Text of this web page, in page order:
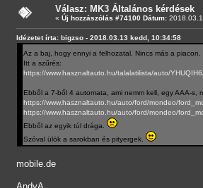
Válasz: MK3 Általános kérdések
« Új hozzászólás #74100 Dátum:
Idézetet írta: bigzso - 2018.03.13 kedd, 10:34:58
Az a baj, hogy ennyi a felhozatal. Nincs más a piacon.
Itt a szűrés:
https://www.hasznaltauto.hu/talalatilista/auto/
Ebből a 7-ből 4 automata, ami nemm kell, egy AAA-s,
https://www.hasznaltauto.hu/auto/ford/mondeo/
https://www.hasznaltauto.hu/auto/ford/mondeo/
Ebből az egyik túl drága.
Szóval ülök a sarokban és pityergek.
mobile.de